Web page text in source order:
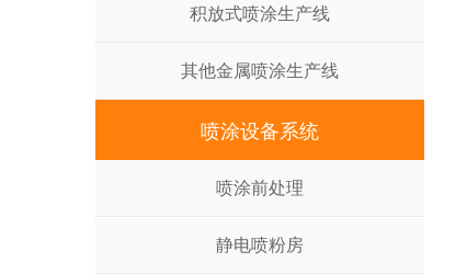
积放式喷涂生产线
其他金属喷涂生产线
喷涂设备系统
喷涂前处理
静电喷粉房